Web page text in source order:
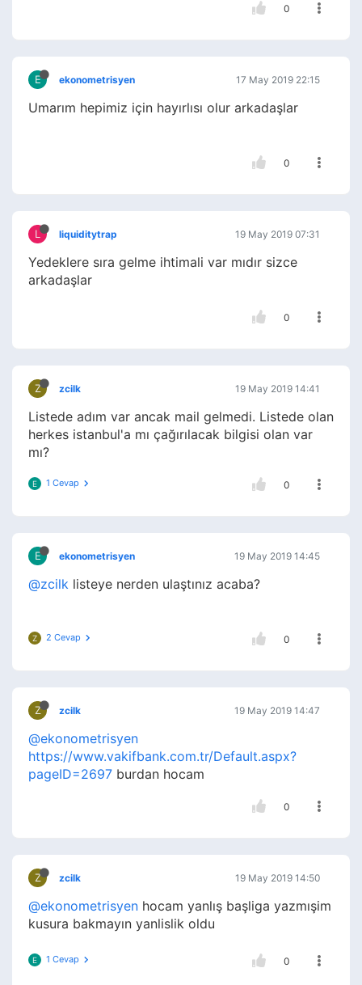
0
E ekonometrisyen 17 May 2019 22:15
Umarım hepimiz için hayırlısı olur arkadaşlar
0
L liquiditytrap 19 May 2019 07:31
Yedeklere sıra gelme ihtimali var mıdır sizce
arkadaşlar
0
Z zcilk 19 May 2019 14:41
Listede adım var ancak mail gelmedi. Listede olan
herkes istanbul'a mı çağırılacak bilgisi olan var
mı?
E 1 Cevap 0
E ekonometrisyen 19 May 2019 14:45
@zcilk listeye nerden ulaştınız acaba?
Z 2 Cevap 0
Z zcilk 19 May 2019 14:47
@ekonometrisyen
https://www.vakifbank.com.tr/Default.aspx?
pageID=2697 burdan hocam
0
Z zcilk 19 May 2019 14:50
@ekonometrisyen hocam yanlış başliga yazmışim
kusura bakmayın yanlislik oldu
E 1 Cevap 0